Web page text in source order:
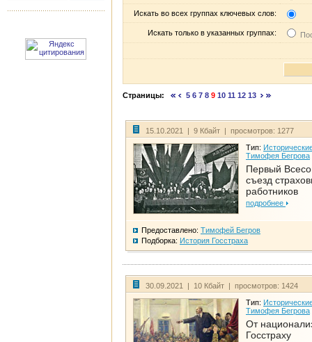
Искать во всех группах ключевых слов:
Искать только в указанных группах:
Страницы: 5 6 7 8 9 10 11 12 13
15.10.2021 | 9 Кбайт | просмотров: 1277
Тип:
Тимофея Бегрова
Первый
съезд
работников
подробнее
Предоставлено: Тимофей Бегров
Подборка: История Госстраха
30.09.2021 | 10 Кбайт | просмотров: 1424
Тип:
Тимофея Бегрова
От
Госстраху